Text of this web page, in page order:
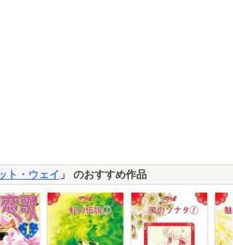
ト・ウェイ 」 のおすすめ作品